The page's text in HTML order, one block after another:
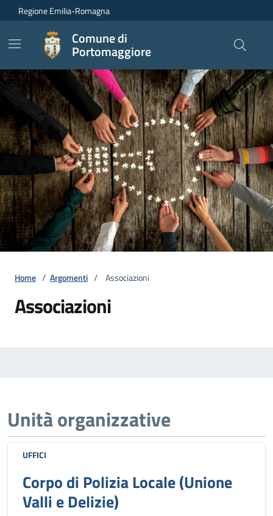
Vai ai contenuti
Vai al footer
Regione Emilia-Romagna
Comune di
Portomaggiore
Home / Argomenti / Associazioni
Associazioni
Unità organizzative
UFFICI
Corpo di Polizia Locale (Unione
Valli e Delizie)